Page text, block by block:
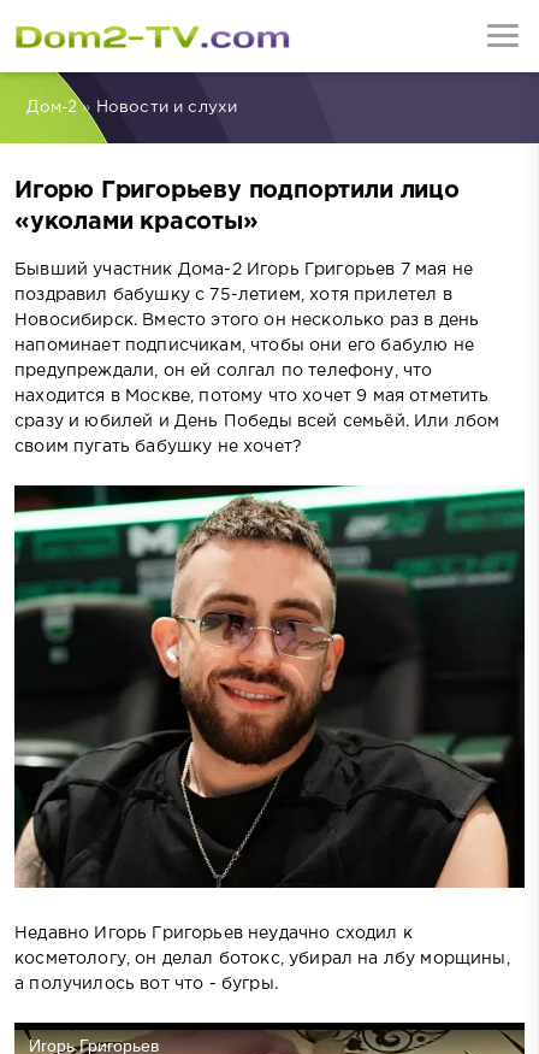
Дом-2» Новости и слухи
Игорю Григорьеву подпортили лицо
«уколами красоты»
Бывший участник Дома-2 Игорь Григорьев 7 мая не
поздравил бабушку с 75-летием, хотя прилетел в
Новосибирск. Вместо этого он несколько раз в день
напоминает подписчикам, чтобы они его бабулю не
предупреждали, он ей солгал по телефону, что
находится в Москве, потому что хочет 9 мая отметить
сразу и юбилей и День Победы всей семьёй. Или лбом
своим пугать бабушку не хочет?
Недавно Игорь Григорьев неудачно сходил к
косметологу, он делал ботокс, убирал на лбу морщины,
а получилось вот что - бугры.